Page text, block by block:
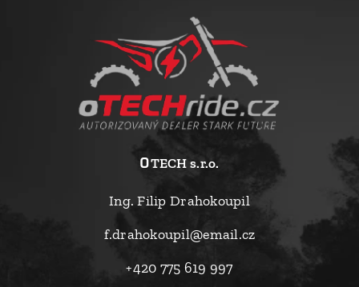
oTECH s.r.o.
Ing. Filip Drahokoupil
f.drahokoupil@email.cz
+420 775 619 997